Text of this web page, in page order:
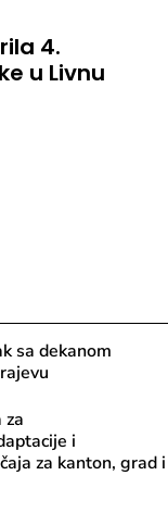
4.
u Livnu
sa dekanom
za
i
za kanton, grad i